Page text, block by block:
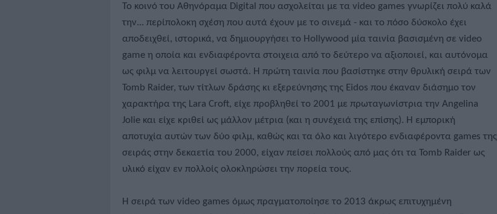
Το κοινό του Αθηνόραμα Digital που ασχολείται με τα video games γνωρίζει πολύ καλά
την... περίπολοκη σχέση που αυτά έχουν με το σινεμά - και το πόσο δύσκολο έχει
αποδειχθεί, ιστορικά, να δημιουργήσει το Hollywood μία ταινία βασισμένη σε video
game η οποία και ενδιαφέροντα στοιχεια από το δεύτερο να αξιοποιεί, και αυτόνομα
ως φιλμ να λειτουργεί σωστά. Η πρώτη ταινία που βασίστηκε στην θρυλική σειρά των
Tomb Raider, των τίτλων δράσης κι εξερεύνησης της Eidos που έκαναν διάσημο τον
χαρακτήρα της Lara Croft, είχε προβληθεί το 2001 με πρωταγωνίστρια την Angelina
Jolie και είχε κριθεί ως μάλλον μέτρια (και η συνέχειά της επίσης). Η εμπορική
αποτυχία αυτών των δύο φιλμ, καθώς και τα όλο και λιγότερο ενδιαφέροντα games της
σειράς στην δεκαετία του 2000, είχαν πείσει πολλούς από μας ότι τα Tomb Raider ως
υλικό είχαν εν πολλοίς ολοκληρώσει την πορεία τους.
Η σειρά των video games όμως πραγματοποίησε το 2013 άκρως επιτυχημένη